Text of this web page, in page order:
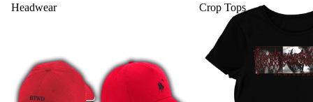
Headwear Crop Tops